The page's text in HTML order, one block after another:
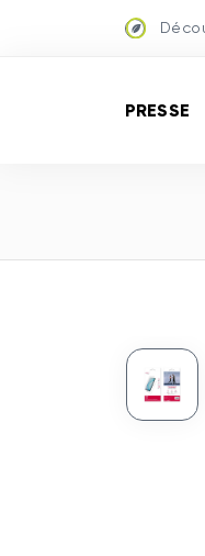
PRESSE